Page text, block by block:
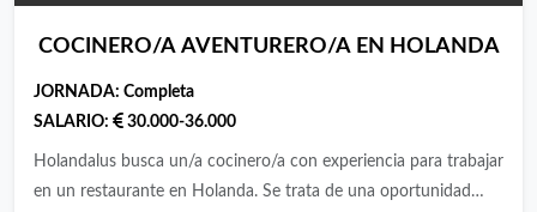
COCINERO/A AVENTURERO/A EN HOLANDA
JORNADA: Completa
SALARIO:
30.000-36.000
Holandalus busca un/a cocinero/a con experiencia para trabajar
en un restaurante en Holanda. Se trata de una oportunidad